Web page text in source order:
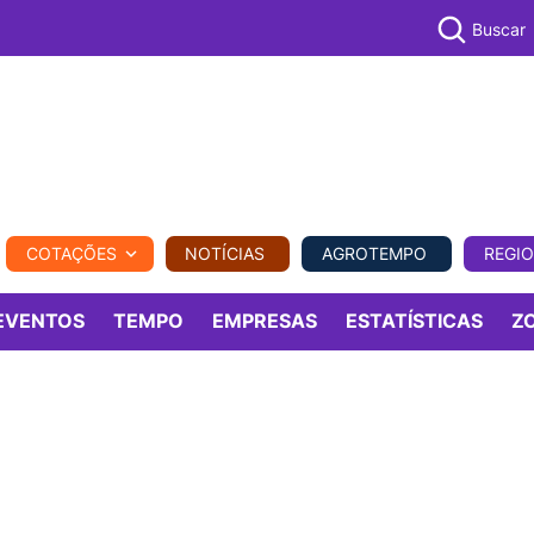
REGIONAL COMERCIAL AGROVIAGENS
Buscar
COTAÇÕES NOTÍCIAS AGROTEMPO
TEMPO EMPRESAS ESTATÍSTICAS